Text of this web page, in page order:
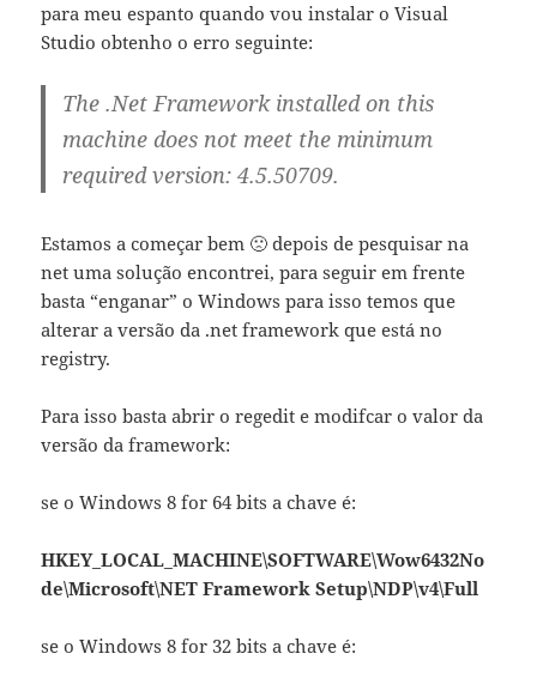
para meu espanto quando vou instalar o Visual
Studio obtenho o erro seguinte:
The .Net Framework installed on this
machine does not meet the minimum
required version: 4.5.50709.
Estamos a começar bem 🙁 depois de pesquisar na
net uma solução encontrei, para seguir em frente
basta “enganar” o Windows para isso temos que
alterar a versão da .net framework que está no
registry.
Para isso basta abrir o regedit e modifcar o valor da
versão da framework:
se o Windows 8 for 64 bits a chave é:
HKEY_LOCAL_MACHINE\SOFTWARE\Wow6432No
de\Microsoft\NET Framework Setup\NDP\v4\Full
se o Windows 8 for 32 bits a chave é: